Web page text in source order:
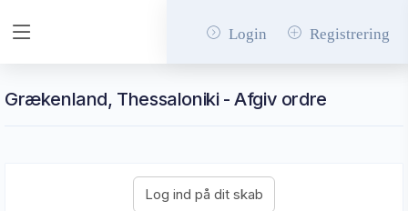
Login Registrering
Grækenland, Thessaloniki - Afgiv ordre